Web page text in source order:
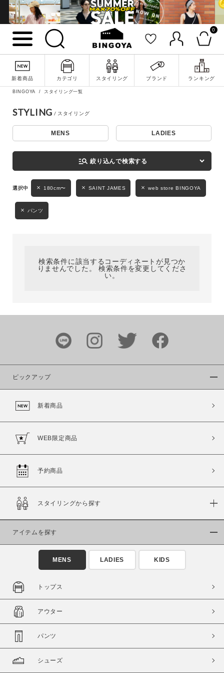
0
新着商品 カテゴリ スタイリング ブランド ランキング
詳細検索
キーワード
性別
MENS LADIES KIDS
ブランド
カラー
商品タイプ
通常商品
セール価格 WEB限定
在庫
在庫あり
BINGOYA スタイリング一覧
STYLING
MENS LADIES
manage_search 絞り込んで検索する
180cm〜 SAINT JAMES web store BINGOYA
パンツ
検索条件に該当するコーディネートが見つか
りませんでした。 検索条件を変更してくださ
い。
ピックアップ
新着商品
WEB限定商品
予約商品
スタイリングから探す
アイテムを探す
MENS LADIES KIDS
トップス
アウター
パンツ
シューズ